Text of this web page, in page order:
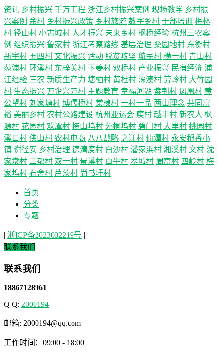
资讯 乡村振兴 千万工程 浙江乡村振兴案例 现场教学 乡村振
兴案例 余村 乡村振兴政策 乡村旅游 数字乡村 干部培训 梅林
村 径山村 小古城村 人才振兴 未来乡村 枫桥经验 杭州三农案
例 组织振兴 鲁家村 浙江考察路线 基层治理 桑园地村 东衡村
新宇村 五四村 文化振兴 活动 脱贫攻坚 航民村 横一村 青山村
荻浦村 环溪村 东梓关村 下姜村 双桥村 产业振兴 民宿经济 浦
江经验 三农 新质生产力 塘栖村 黄杜村 深澳村 劳岭村 大竹园
村 生态振兴 万企兴万村 主题教育 幸福河湖 紫荆村 凤凰村 黄
公望村 刘家塘村 博儒桥村 棠棣村 一村一品 两山理念 共同富
裕 美丽乡村 农村公路建设 杭州亚运会 庾村 越丰村 新农人 枫
源村 花园村 欢潭村 横山坞村 外桐坞村 碧门村 大里村 桃园村
溪口村 佛山村 农村电商 八八战略 之江村 仙潭村 永安稻香小
镇 谢径安 乡村治理 德清庾村 白沙村 潘家浜村 湘溪村 文村 沈
家墩村 二都村 双一村 景溪村 白牛村 皋城村 周富村 四岭村 梅
家坞村 石舍村 芦茨村 尚书圩村
首页
分类
专题
| 浙ICP备2023002219号 |
联系我们
联系我们
18867128961
Q Q: 2000194
邮箱: 2000194@qq.com
工作时间：09:00 - 18:00